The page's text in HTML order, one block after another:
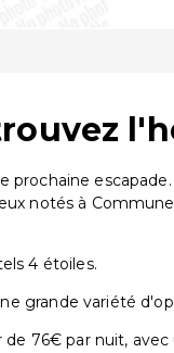
notés à
4 étoiles.
grande variété
76€ par nuit,